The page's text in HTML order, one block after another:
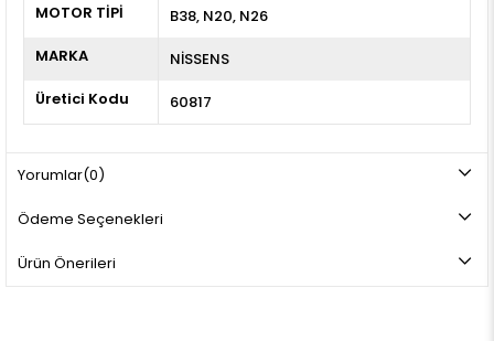
MOTOR TİPİ
B38, N20, N26
MARKA
NİSSENS
Üretici Kodu
60817
Yorumlar(0)
Ödeme Seçenekleri
Ürün Önerileri